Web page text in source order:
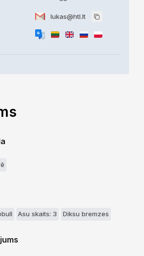
lukas@htl.lt
Asu skaits: 3 Diksu bremzes